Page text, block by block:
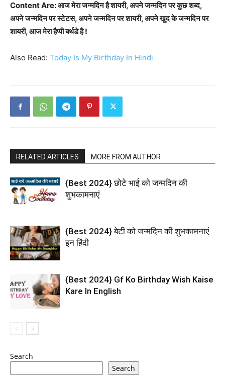
Content Are: आज मेरा जन्मदिन है शायरी, अपने जन्मदिन पर कुछ शब्द,
अपने जन्मदिन पर स्टेटस, अपने जन्मदिन पर शायरी, अपने खुद के जन्मदिन पर
शायरी, आज मेरा हैप्पी बर्थडे है !
Also Read: Today Is My Birthday In Hindi
RELATED ARTICLES MORE FROM AUTHOR
{Best 2024} छोटे भाई को जन्मदिन की
शुभकामनाएं
{Best 2024} बेटी को जन्मदिन की शुभकामनाएं
इन हिंदी
{Best 2024} Gf Ko Birthday Wish Kaise
Kare In English
Search
Search